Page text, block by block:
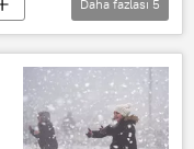
Daha fazlası 5